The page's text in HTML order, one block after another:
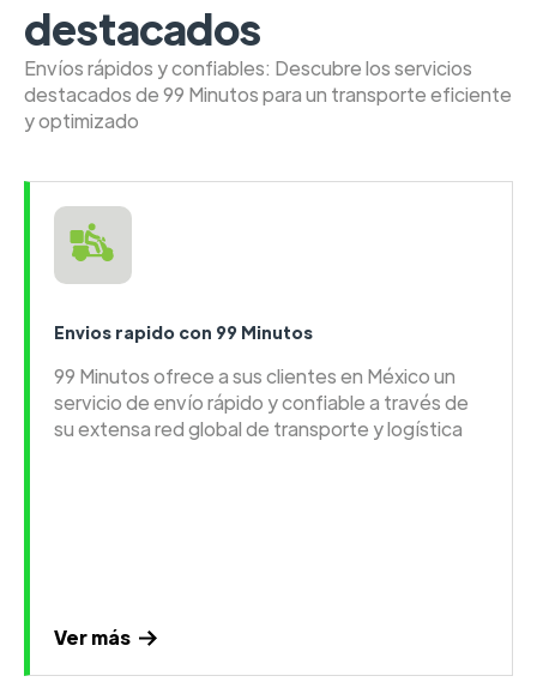
destacados
Envíos rápidos y confiables: Descubre los servicios
destacados de 99 Minutos para un transporte eficiente
y optimizado
Envios rapido con 99 Minutos
99 Minutos ofrece a sus clientes en México un
servicio de envío rápido y confiable a través de
su extensa red global de transporte y logística
Ver más